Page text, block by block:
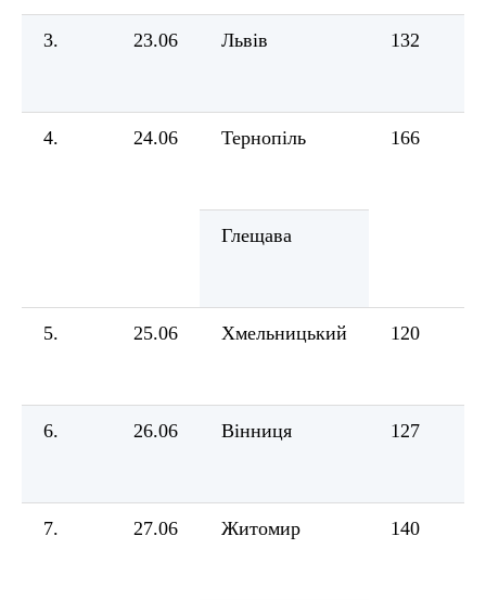
3. 23.06 Львів 132
4. 24.06 Тернопіль 166
Глещава
5. 25.06 Хмельницький 120
6. 26.06 Вінниця 127
7. 27.06 Житомир 140